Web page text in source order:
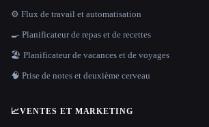
⚙️ Flux de travail et automatisation
🍳 Planificateur de repas et de recettes
🏖 Planificateur de vacances et de voyages
🧠 Prise de notes et deuxième cerveau
📈VENTES ET MARKETING